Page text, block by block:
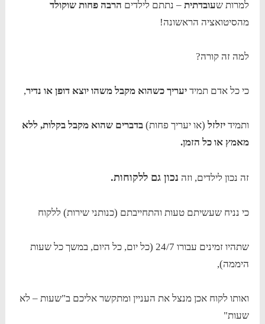
למרות שעובדתית – נתתם לילדים הרבה פחות שוקולד
מהסיטואציה הראשונה!
למה זה קורה?
כי כל אדם תמידיעריך כשהוא מקבל משהו יוצא דופן או נדיר,
ותמידיזלזל(או יעריך פחות)בדברים שהוא מקבל בקלות, ללא
מאמץ או כל הזמן.
זה נכון לילדים, וזה נכון גם ללקוחות.
כי נניח שעשיתם טעות והתחייבתם (כנותני שירות) ללקוח
שתהיו זמינים עבורו 24/7 (כל יום, כל היום, במשך כל שעות
היממה),
ואותו לקוח אכן מנצל את העניין ומתקשר אליכם ב"שעות – לא
שעות"